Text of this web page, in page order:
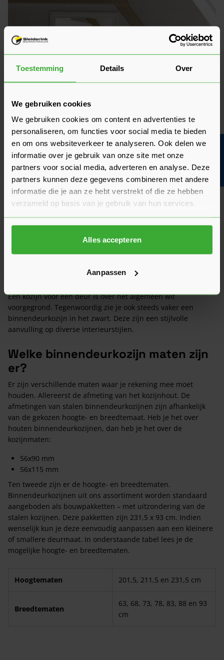
Toestemming Details Over
We gebruiken cookies
We gebruiken cookies om content en advertenties te
personaliseren, om functies voor social media te bieden
en om ons websiteverkeer te analyseren. Ook delen we
informatie over je gebruik van onze site met onze
partners voor social media, adverteren en analyse. Deze
partners kunnen deze gegevens combineren met andere
informatie die je aan ze hebt verstrekt of die ze hebben
verzameld op basis van je gebruik van hun services.
Alles accepteren
Aanpassen
Een binnendeurkozijn is het frame waarin een
wordt bevestigd. Het kan van verschillende materialen
worden gemaakt. De meest voorkomende zijn van:
Hout, waaronder hardhout en grenen;
Een kozijn voor een deur is over het algemeen wit
voorgegrond. Tegenwoordig zie je ook steeds vaker een
binnendeurkozijn in het zwart. Deze zijn een stijlvolle
aanvulling op diverse interieurstijlen.
Welke binnendeurkozijn maten zijn
er?
Er zijn verschillende maten waar je rekening mee moet
houden. Allereerst de afmeting van het kozijnhout. De
afmetingen van stalen binnendeurkozijnen zijn afhankelijk
van de gekozen hoogte- en breedtemaat. Heb je het over
houten binnendeurkozijnen, dan heb je het over de
kozijnmaten:
56x90 mm
56x115 mm
Ten tweede zijn er de hoogte- en breedtematen.
Binnendeurkozijnen uit ons assortiment worden standaard
aangeboden als bouwpakketten – met uitzondering van de
stalen kozijnen. Deze pakketten zijn 231,5 x 93 cm. Indien
wenselijk kun je deze eenvoudig aanpassen aan een kleinere
of smallere deurmaat. In onderstaande tabel lees je de
mogelijke hoogte- en breedtematen.
Hoogtematen 201,5, 211,5 en 231,5 cm
Breedtematen
63, 68, 73, 78, 83, 88 en 93
cm